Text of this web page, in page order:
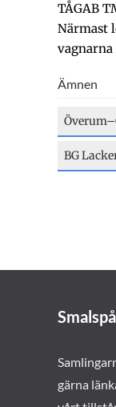
TÅGAB
Närmast
vagnarna
Ämnen
BG
gärna